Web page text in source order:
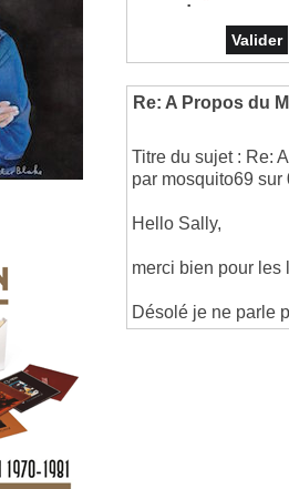
Re: A Propos du
Titre du sujet : Re:
par mosquito69 sur
Hello Sally,
merci bien pour les
Désolé je ne parle